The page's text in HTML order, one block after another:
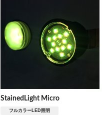
StainedLight Micro
フルカラーLED照明